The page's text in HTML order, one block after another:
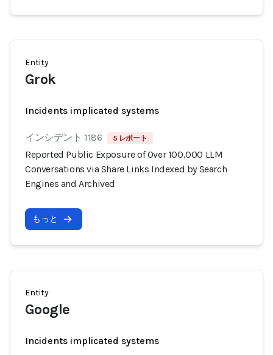
Entity
Grok
Incidents implicated systems
インシデント 1186 5 レポート
Reported Public Exposure of Over 100,000 LLM
Conversations via Share Links Indexed by Search
Engines and Archived
もっと
Entity
Google
Incidents implicated systems